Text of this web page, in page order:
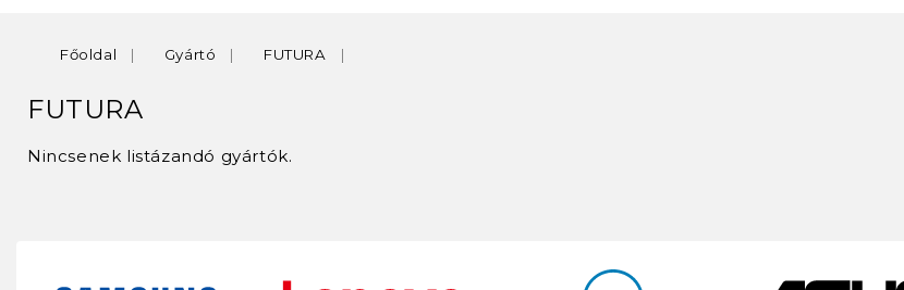
Főoldal Gyártó FUTURA
FUTURA
Nincsenek listázandó gyártók.